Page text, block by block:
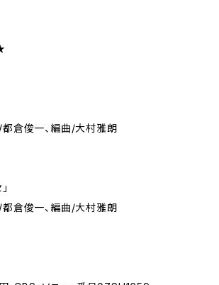
倉俊一、編曲/大村雅朗
倉俊一、編曲/大村雅朗